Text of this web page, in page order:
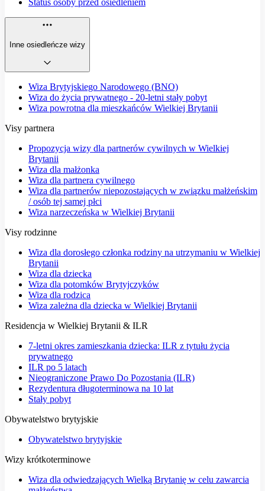
Inne osiedleńcze wizy
Wiza Brytyjskiego Narodowego (BNO)
Wiza do życia prywatnego - 20-letni stały pobyt
Wiza powrotna dla mieszkańców Wielkiej Brytanii
Visy partnera
Propozycja wizy dla partnerów cywilnych w Wielkiej
Brytanii
Wiza dla małżonka
Wiza dla partnera cywilnego
Wiza dla partnerów niepozostających w związku małżeńskim
/ osób tej samej płci
Wiza narzeczeńska w Wielkiej Brytanii
Visy rodzinne
Wiza dla dorosłego członka rodziny na utrzymaniu w Wielkiej
Brytanii
Wiza dla dziecka
Wiza dla potomków Brytyjczyków
Wiza dla rodzica
Wiza zależna dla dziecka w Wielkiej Brytanii
Residencja w Wielkiej Brytanii & ILR
7-letni okres zamieszkania dziecka: ILR z tytułu życia
prywatnego
ILR po 5 latach
Nieograniczone Prawo Do Pozostania (ILR)
Rezydentura długoterminowa na 10 lat
Stały pobyt
Obywatelstwo brytyjskie
Obywatelstwo brytyjskie
Wizy krótkoterminowe
Wiza dla odwiedzających Wielką Brytanię w celu zawarcia